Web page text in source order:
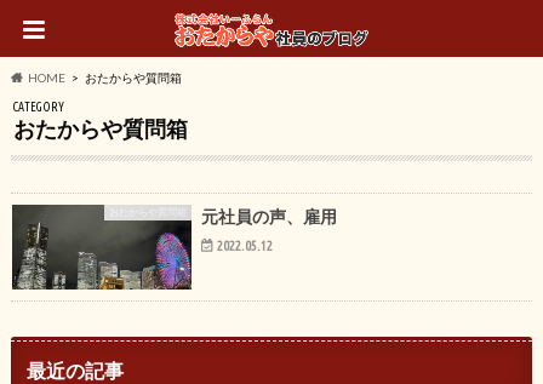
HOME おたからや質問箱
CATEGORY
おたからや質問箱
元社員の声、雇用
2022.05.12
最近の記事